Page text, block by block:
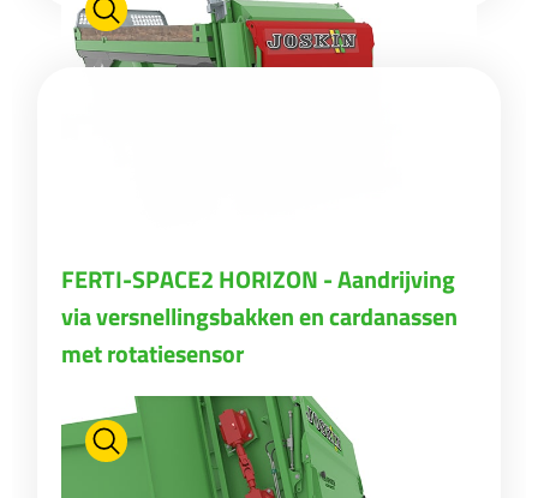
FERTI-SPACE2 HORIZON - Aandrijving
via versnellingsbakken en cardanassen
met rotatiesensor